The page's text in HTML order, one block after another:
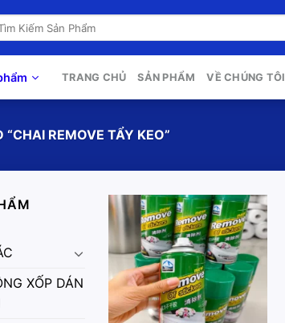
TRANG CHỦ SẢN PHẨM VỀ CHÚNG TÔI
“CHAI REMOVE TẨY KEO”
XỐP DÁN
Add to
wishlist